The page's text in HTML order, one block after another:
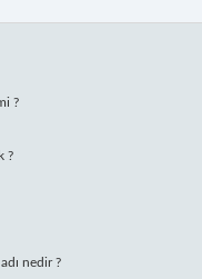
?
?
nedir ?